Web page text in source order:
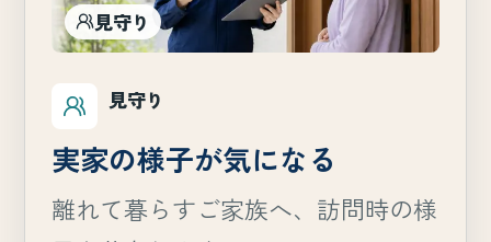
見守り
見守り
実家の様子が気になる
離れて暮らすご家族へ、訪問時の様